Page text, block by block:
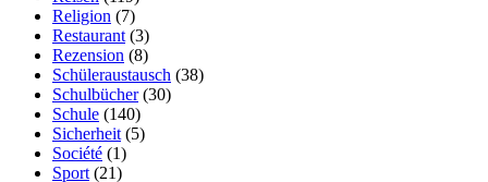
Religion (7)
Restaurant (3)
Rezension (8)
Schüleraustausch (38)
Schulbücher(30)
Schule (140)
Sicherheit (5)
Société (1)
Sport (21)